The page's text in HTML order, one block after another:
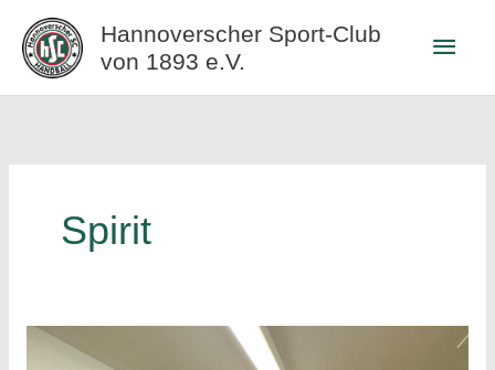
Inhalt
springen
Hannoverscher Sport-Club
von 1893 e.V.
Spirit